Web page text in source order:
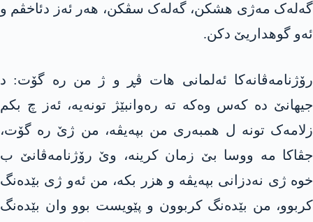
گەلەک مەژی هشکن، گەلەک سڤکن، هەر ئەز دئاخڤم و
ئەو گوهداریێ دکن.
رۆژنامەڤانەکا ئەلمانی هات ڤڕ و ژ من رە گۆت: د
جیهانێ دە کەس وەکە تە رەوانبێژ تونەیە، ئەز چ بکم
زلامەک تونە ل همبەری من بپەیڤە، من ژێ رە گۆت،
جڤاکا مە ووسا بێ زمان کرینە، وێ رۆژنامەڤانێ ب
خوە ژی نەدزانی بپەیڤە و هزر بکە، من ئەو ژی بێدەنگ
کربوو، من بێدەنگ کربوون و پێویست بوو وان بێدەنگ